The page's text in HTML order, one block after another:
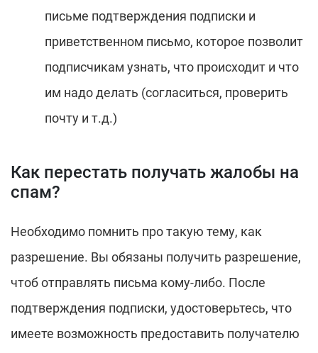
письме подтверждения подписки и
приветственном письмо, которое позволит
подписчикам узнать, что происходит и что
им надо делать (согласиться, проверить
почту и т.д.)
Как перестать получать жалобы на
спам?
Необходимо помнить про такую тему, как
разрешение. Вы обязаны получить разрешение,
чтоб отправлять письма кому-либо. После
подтверждения подписки, удостоверьтесь, что
имеете возможность предоставить получателю